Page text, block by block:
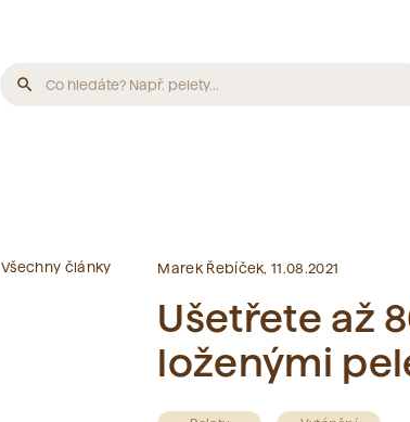
search
Nebyly nalezeny žádné články.
Všechny články Marek Řebíček, 11.08.2021
Ušetřete až
loženými